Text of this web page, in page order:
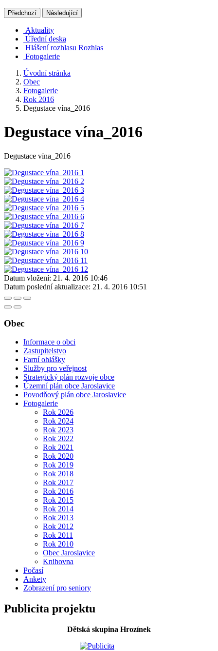
Předchozí Následující
Aktuality
Úřední deska
Hlášení rozhlasu Rozhlas
Fotogalerie
Úvodní stránka
Obec
Fotogalerie
Rok 2016
Degustace vína_2016
Degustace vína_2016
Degustace vína_2016
Datum vložení: 21. 4. 2016 10:46
Datum poslední aktualizace: 21. 4. 2016 10:51
Obec
Informace o obci
Zastupitelstvo
Farní ohlášky
Služby pro veřejnost
Strategický plán rozvoje obce
Územní plán obce Jaroslavice
Povodňový plán obce Jaroslavice
Fotogalerie
Rok 2026
Rok 2024
Rok 2023
Rok 2022
Rok 2021
Rok 2020
Rok 2019
Rok 2018
Rok 2017
Rok 2016
Rok 2015
Rok 2014
Rok 2013
Rok 2012
Rok 2011
Rok 2010
Obec Jaroslavice
Knihovna
Počasí
Ankety
Zobrazení pro seniory
Publicita projektu
Dětská skupina Hrozínek